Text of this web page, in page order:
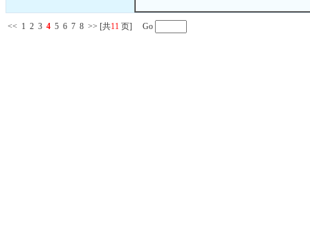
<< 1 2 3 4 5 6 7 8 >> [共11 页] Go